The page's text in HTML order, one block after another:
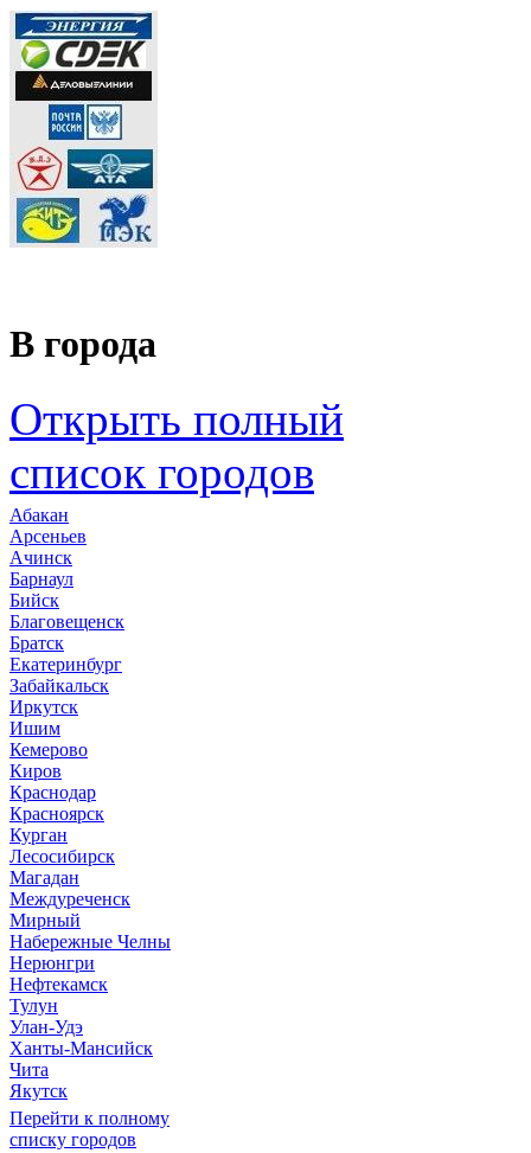
В города
Открыть полный
список городов
Абакан
Арсеньев
Ачинск
Барнаул
Бийск
Благовещенск
Братск
Екатеринбург
Забайкальск
Иркутск
Ишим
Кемерово
Киров
Краснодар
Красноярск
Курган
Лесосибирск
Магадан
Междуреченск
Мирный
Набережные Челны
Нерюнгри
Нефтекамск
Тулун
Улан-Удэ
Ханты-Мансийск
Чита
Якутск
Перейти к полному
списку городов